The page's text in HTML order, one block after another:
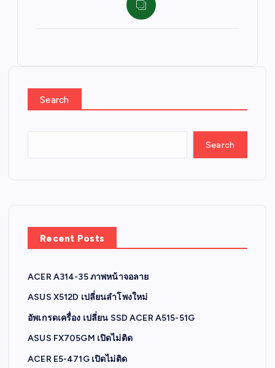
Search
Search
Recent Posts
ACER A314-35 ภาพหน้าจอลาย
ASUS X512D เปลี่ยนลำโพงใหม่
อัพเกรดเครื่อง เปลี่ยน SSD ACER A515-51G
ASUS FX705GM เปิดไม่ติด
ACER E5-471G เปิดไม่ติด